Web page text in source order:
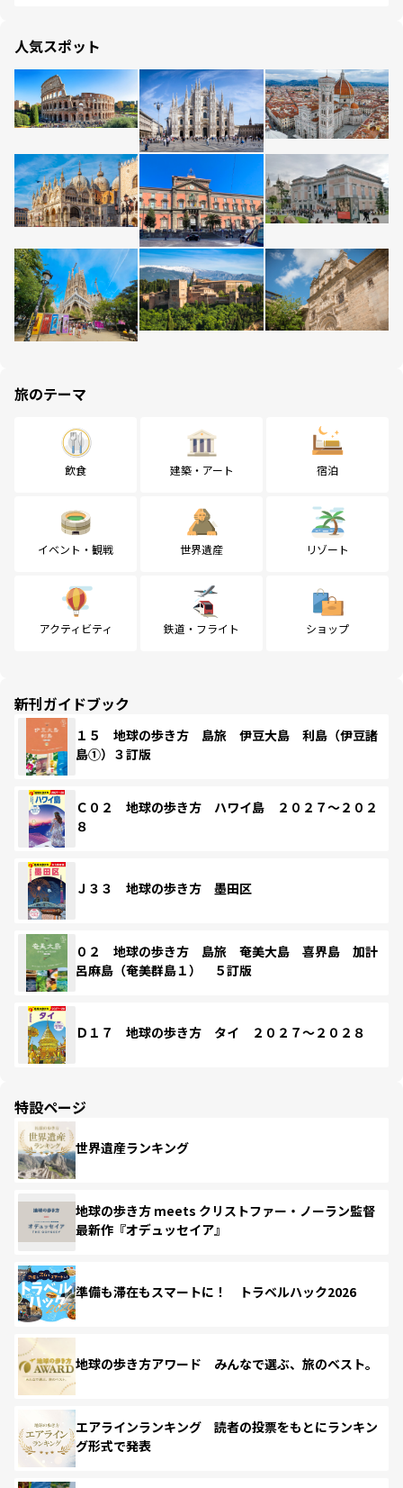
人気スポット
旅のテーマ
飲食 建築・アート 宿泊
イベント・観戦 世界遺産 リゾート
アクティビティ 鉄道・フライト ショップ
新刊ガイドブック
１５ 地球の歩き方 島旅 伊豆大島 利島（伊豆諸
島①）３訂版
Ｃ０２ 地球の歩き方 ハワイ島 ２０２７～２０２
８
Ｊ３３ 地球の歩き方 墨田区
０２ 地球の歩き方 島旅 奄美大島 喜界島 加計
呂麻島（奄美群島１） ５訂版
Ｄ１７ 地球の歩き方 タイ ２０２７～２０２８
特設ページ
世界遺産ランキング
地球の歩き方 meets クリストファー・ノーラン監督
最新作『オデュッセイア』
準備も滞在もスマートに！ トラベルハック2026
地球の歩き方アワード みんなで選ぶ、旅のベスト。
エアラインランキング 読者の投票をもとにランキン
グ形式で発表